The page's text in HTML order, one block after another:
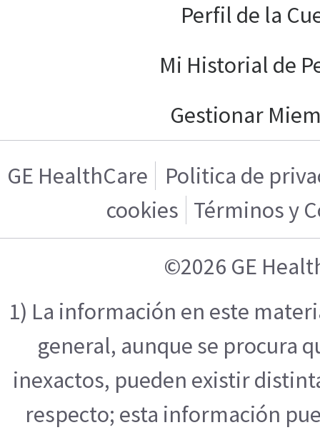
Perfil de la
Mi Historial de
Gestionar
GE HealthCare
Politica de
cookies Términos y
©2026 GE
1) La información en este
general, aunque se procura
inexactos, pueden existir
respecto; esta información